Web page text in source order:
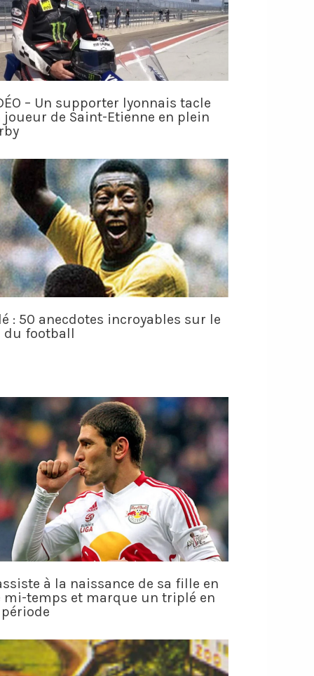
– Un supporter lyonnais tacle
joueur de Saint-Etienne en plein
: 50 anecdotes incroyables sur le
du football
à la naissance de sa fille en
mi-temps et marque un triplé en
période